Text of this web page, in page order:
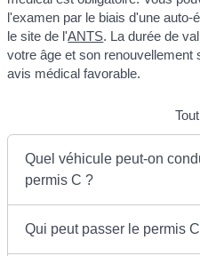
l'examen par le biais d'une
le site de l'ANTS. La durée de
votre âge et son renouvellement
avis médical favorable.
Quel véhicule peut-on
permis C ?
Qui peut passer le permis